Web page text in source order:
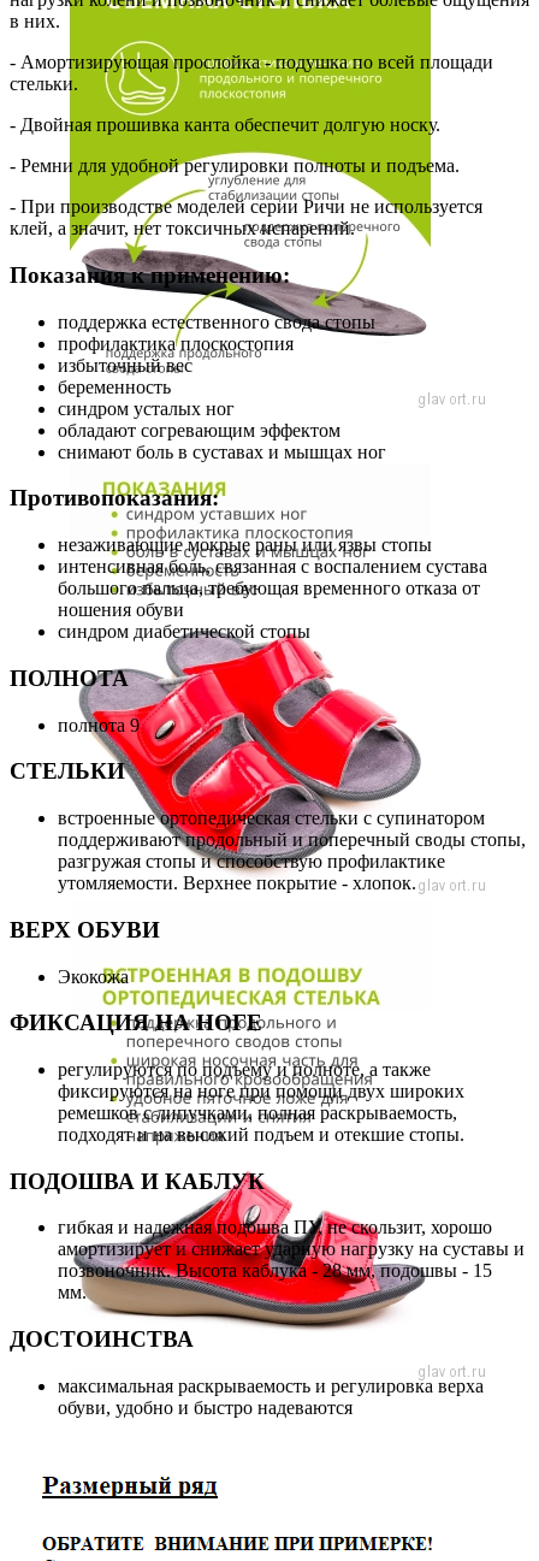
в них.
- Амортизирующая прослойка - подушка по всей площади
стельки.
- Двойная прошивка канта обеспечит долгую носку.
- Ремни для удобной регулировки полноты и подъема.
- При производстве моделей серии Ричи не используется
клей, а значит, нет токсичных испарений.
Показания к применению:
поддержка естественного свода стопы
профилактика плоскостопия
избыточный вес
беременность
синдром усталых ног
обладают согревающим эффектом
снимают боль в суставах и мышцах ног
Противопоказания:
незаживающие мокрые раны или язвы стопы
интенсивная боль, связанная с воспалением сустава
большого пальца, требующая временного отказа от
ношения обуви
синдром диабетической стопы
ПОЛНОТА
полнота 9
СТЕЛЬКИ
встроенные ортопедическая стельки с супинатором
поддерживают продольный и поперечный своды стопы,
разгружая стопы и способствую профилактике
утомляемости. Верхнее покрытие - хлопок.
ВЕРХ ОБУВИ
Экокожа
ФИКСАЦИЯ НА НОГЕ
регулируются по подъему и полноте, а также
фиксируются на ноге при помощи двух широких
ремешков с липучками, полная раскрываемость,
подходят и на высокий подъем и отекшие стопы.
ПОДОШВА И КАБЛУК
гибкая и надежная подошва ПУ, не скользит, хорошо
амортизирует и снижает ударную нагрузку на суставы и
позвоночник. Высота каблука - 28 мм, подошвы - 15
мм.
ДОСТОИНСТВА
максимальная раскрываемость и регулировка верха
обуви, удобно и быстро надеваются